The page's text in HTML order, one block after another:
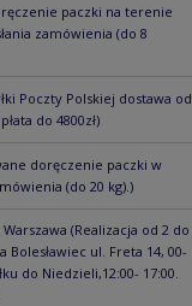
paczki na terenie
zamówienia (do 8
Poczty Polskiej dostawa od
do 4800zł)
doręczenie paczki w
(do 20 kg).)
(Realizacja od 2 do
ul. Freta 14, 00-
do Niedzieli,12:00- 17:00.